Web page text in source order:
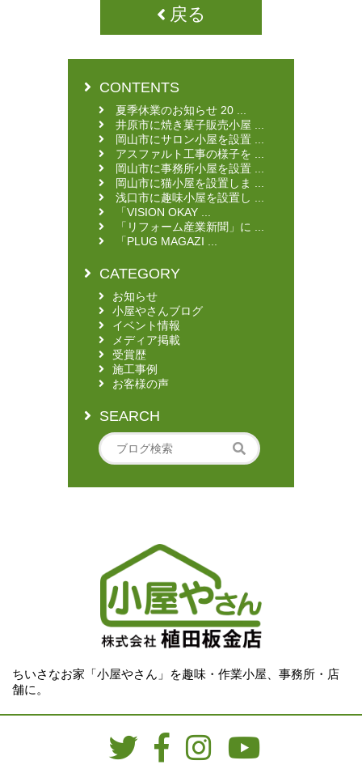
戻る
CONTENTS
夏季休業のお知らせ 20 ...
井原市に焼き菓子販売小屋 ...
岡山市にサロン小屋を設置 ...
アスファルト工事の様子を ...
岡山市に事務所小屋を設置 ...
岡山市に猫小屋を設置しま ...
浅口市に趣味小屋を設置し ...
「VISION OKAY ...
「リフォーム産業新聞」に ...
「PLUG MAGAZI ...
CATEGORY
お知らせ
小屋やさんブログ
イベント情報
メディア掲載
受賞歴
施工事例
お客様の声
SEARCH
ちいさなお家「小屋やさん」を趣味・作業小屋、事務所・店
舗に。